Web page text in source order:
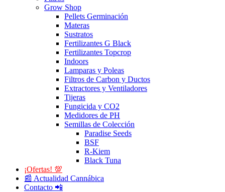
Grow Shop
Pellets Germinación
Materas
Sustratos
Fertilizantes G Black
Fertilizantes Topcrop
Indoors
Lamparas y Poleas
Filtros de Carbon y Ductos
Extractores y Ventiladores
Tijeras
Fungicida y CO2
Medidores de PH
Semillas de Colección
Paradise Seeds
BSF
R-Kiem
Black Tuna
¡Ofertas! 💯
📰 Actualidad Cannábica
Contacto 📲